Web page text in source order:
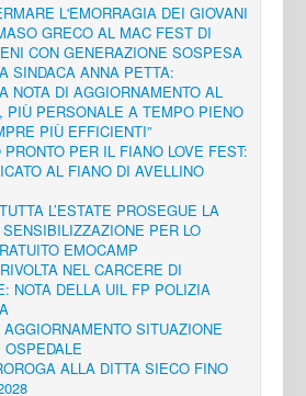
L'EMORRAGIA DEI GIOVANI
GRECO AL MAC FEST DI
CON GENERAZIONE SOSPESA
SINDACA ANNA PETTA:
NOTA DI AGGIORNAMENTO AL
PIÙ PERSONALE A TEMPO PIENO
PIÙ EFFICIENTI”
PER IL FIANO LOVE FEST:
AL FIANO DI AVELLINO
L’ESTATE PROSEGUE LA
PER LO
EMOCAMP
NEL CARCERE DI
NOTA DELLA UIL FP POLIZIA
SITUAZIONE
OSPEDALE
ALLA DITTA SIECO FINO